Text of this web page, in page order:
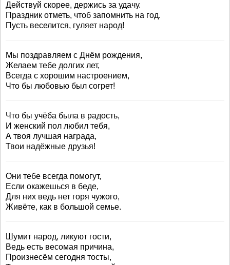
Действуй скорее, держись за удачу.
Праздник отметь, чтоб запомнить на год.
Пусть веселится, гуляет народ!
Мы поздравляем с Днём рождения,
Желаем тебе долгих лет,
Всегда с хорошим настроением,
Что бы любовью был согрет!
Что бы учёба была в радость,
И женский пол любил тебя,
А твоя лучшая награда,
Твои надёжные друзья!
Они тебе всегда помогут,
Если окажешься в беде,
Для них ведь нет горя чужого,
Живёте, как в большой семье.
Шумит народ, ликуют гости,
Ведь есть весомая причина,
Произнесём сегодня тосты,